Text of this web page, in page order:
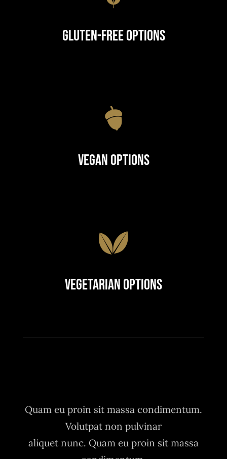
Gluten-Free Options
Vegan Options
Vegetarian Options
Quam eu proin sit massa condimentum.
Volutpat non pulvinar
aliquet nunc. Quam eu proin sit massa